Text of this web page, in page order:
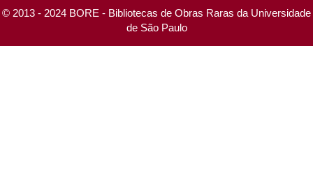
© 2013 - 2024 BORE - Bibliotecas de Obras Raras da Universidade
de São Paulo